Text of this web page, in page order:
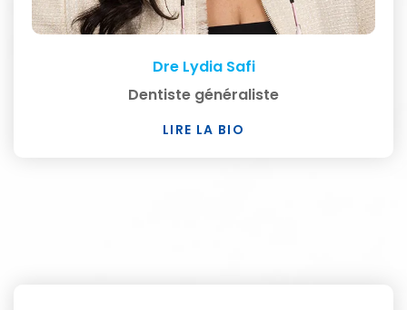
Dre Lydia Safi
Dentiste généraliste
LIRE LA BIO